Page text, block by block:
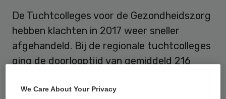
De Tuchtcolleges voor de Gezondheidszorg
hebben klachten in 2017 weer sneller
afgehandeld. Bij de regionale tuchtcolleges
ging de doorlooptijd van gemiddeld 216
het centrale tuchtcollege nam de
We Care About Your Privacy